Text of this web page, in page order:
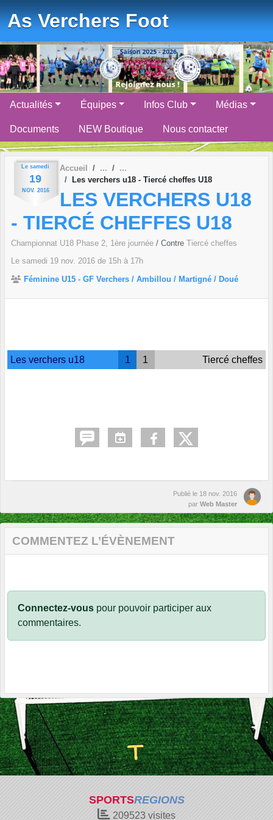
As Verchers Foot
Actualités Équipes Infos Club Médias
Documents NEW Boutique Nous contacter
Le samedi
19
NOV. 2016
Accueil
Les verchers u18 - Tiercé cheffes U18
LES VERCHERS U18
- TIERCÉ CHEFFES U18
Championnat U18 Phase 2, 1ère journée / Contre Tiercé cheffes
Le samedi 19 nov. 2016 de 15h à 17h
Féminine U15 - GF Verchers / Ambillou / Martigné / Doué
Les verchers u18 1 1 Tiercé cheffes
Publié le 18 nov. 2016
par Web Master
COMMENTEZ L’ÉVÈNEMENT
Connectez-vous pour pouvoir participer aux
commentaires.
SPORTSREGIONS
209523 visites